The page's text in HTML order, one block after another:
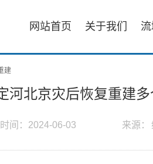
网站首页 关于我们
建
河北京灾后恢复重建
间： 2024-06-03 来源：